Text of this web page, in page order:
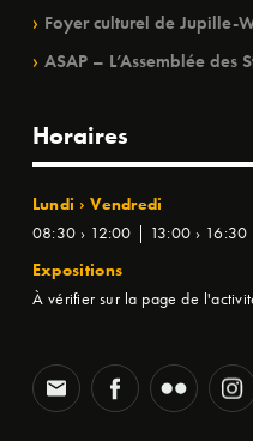
Foyer culturel de Jupille-
ASAP – L’Assemblée des
Horaires
Lundi › Vendredi
08:30 › 12:00 | 13:00 › 16:30
Expositions
À vérifier sur la page de